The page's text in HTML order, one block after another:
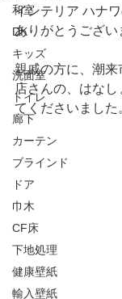
和室
DK
キッズ
洗面室
トイレ
廊下
カーテン
ブラインド
ドア
巾木
CF床
下地処理
健康壁紙
輸入壁紙
インテリア ハナ
ありがとうござい
親戚の方に、潮
店さんの、はな
てくださいました